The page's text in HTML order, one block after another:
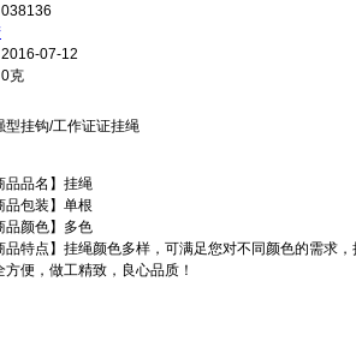
2016-07-12
克
型挂钩/工作证证挂绳
品品名】挂绳
品包装】单根
品颜色】多色
品特点】挂绳颜色多样，可满足您对不同颜色的需求
方便，做工精致，良心品质！